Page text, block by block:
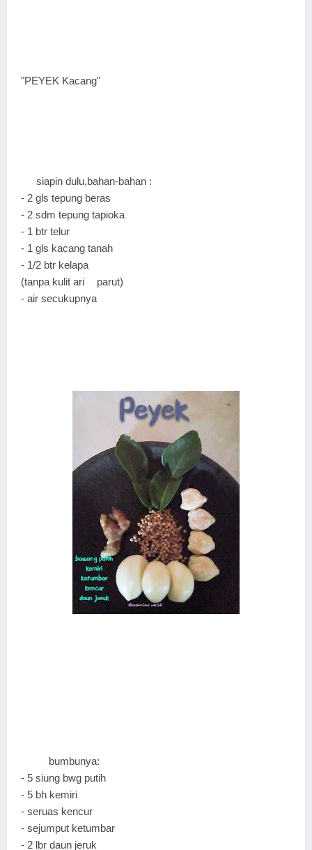
"PEYEK Kacang"
siapin dulu,bahan-bahan :
- 2 gls tepung beras
- 2 sdm tepung tapioka
- 1 btr telur
- 1 gls kacang tanah
- 1/2 btr kelapa
(tanpa kulit ari
parut)
- air secukupnya
bumbunya:
- 5 siung bwg putih
- 5 bh kemiri
- seruas kencur
- sejumput ketumbar
- 2 lbr daun jeruk